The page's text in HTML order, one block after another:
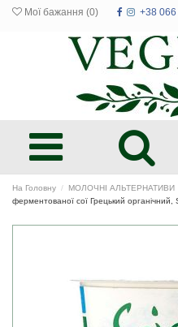
Мої бажання (0) +38
На Головну МОЛОЧНІ АЛЬТЕРНАТИВИ
ферментованої сої Грецький органічний,